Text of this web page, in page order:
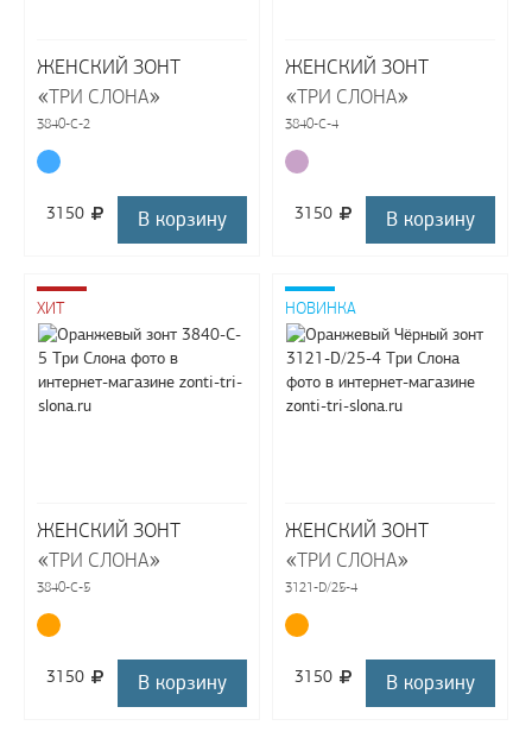
ЖЕНСКИЙ ЗОНТ
«ТРИ СЛОНА»
3840-C-2
3150 В корзину
ЖЕНСКИЙ ЗОНТ
«ТРИ СЛОНА»
3840-C-4
3150 В корзину
ХИТ
ЖЕНСКИЙ ЗОНТ
«ТРИ СЛОНА»
3840-C-5
3150 В корзину
НОВИНКА
ЖЕНСКИЙ ЗОНТ
«ТРИ СЛОНА»
3121-D/25-4
3150 В корзину